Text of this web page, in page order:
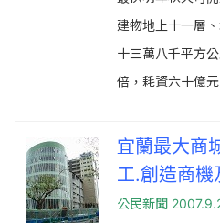
建物地上十一層
十三萬八千平方
倍，耗資六十億
宜蘭最大商
工.創造商機
公民新聞